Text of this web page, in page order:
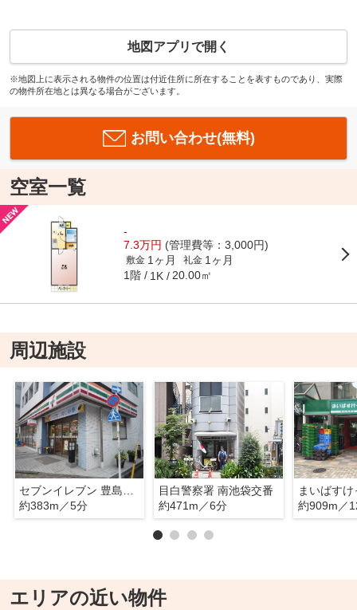
地図アプリで開く
※地図上に表示される物件の位置は付近住所に所在することを表すものであり、実際
の物件所在地とは異なる場合がございます。
お問い合わせ(無料)
空室一覧
-
7.3万円 (管理費等：3,000円)
敷金 1ヶ月 礼金 1ヶ月
1階 1K 20.00㎡
周辺施設
約383m／5分
目白警察署 南池袋交番
約471m／6分
約909m／
エリアの近い物件